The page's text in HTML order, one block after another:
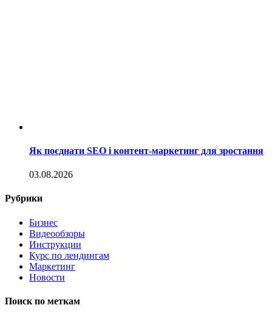
Як поєднати SEO і контент-маркетинг для зростання
03.08.2026
Рубрики
Бизнес
Видеообзоры
Инструкции
Курс по лендингам
Маркетинг
Новости
Поиск по меткам